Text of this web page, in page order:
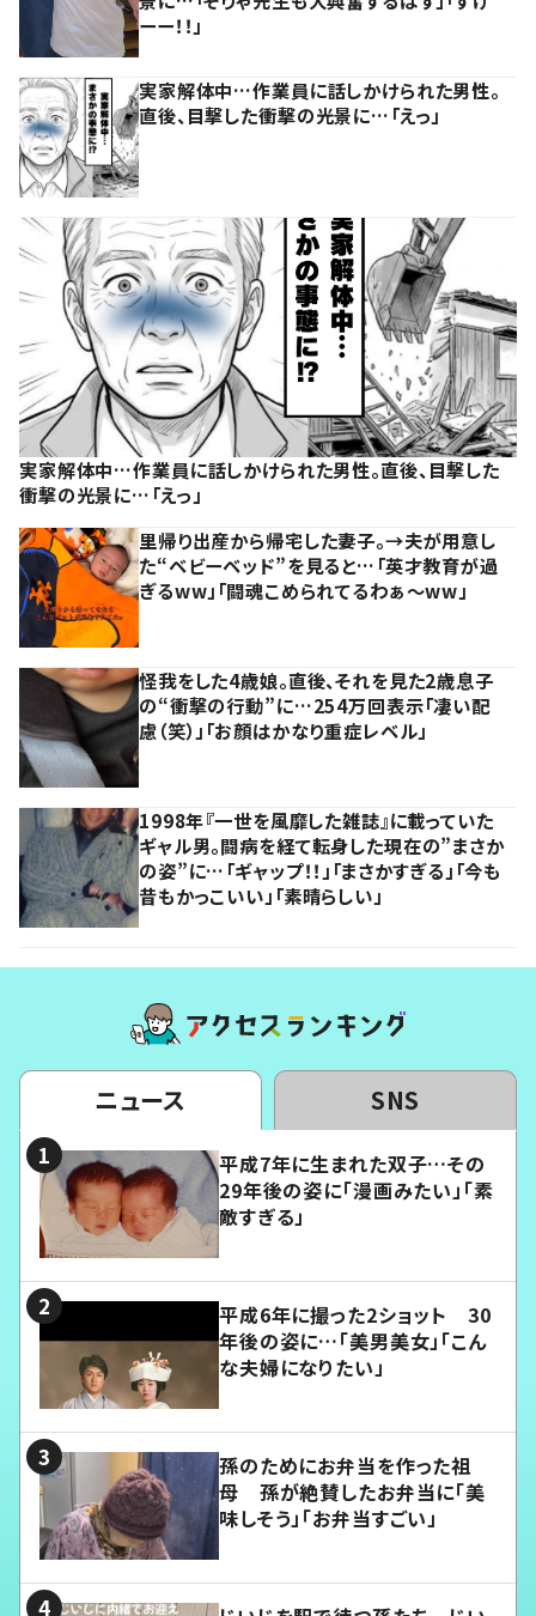
ーー！！」
実家解体中…作業員に話しかけられた男性。
直後、目撃した衝撃の光景に…「えっ」
実家解体中…作業員に話しかけられた男性。直後、目撃した
衝撃の光景に…「えっ」
里帰り出産から帰宅した妻子。→夫が用意し
た“ベビーベッド”を見ると…「英才教育が過
ぎるww」「闘魂こめられてるわぁ～ww」
怪我をした4歳娘。直後、それを見た2歳息子
の“衝撃の行動”に…254万回表示「凄い配
慮（笑）」「お顔はかなり重症レベル」
1998年『一世を風靡した雑誌』に載っていた
ギャル男。闘病を経て転身した現在の”まさか
の姿”に…「ギャップ！！」「まさかすぎる」「今も
昔もかっこいい」「素晴らしい」
ニュース SNS
平成7年に生まれた双子…その
29年後の姿に「漫画みたい」「素
敵すぎる」
平成6年に撮った2ショット 30
年後の姿に…「美男美女」「こん
な夫婦になりたい」
孫のためにお弁当を作った祖
母 孫が絶賛したお弁当に「美
味しそう」「お弁当すごい」